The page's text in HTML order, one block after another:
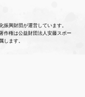
興財団が運営しています。
作権は公益財団法人安藤スポー
します。